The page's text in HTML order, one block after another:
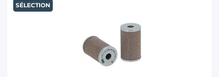
SÉLECTION